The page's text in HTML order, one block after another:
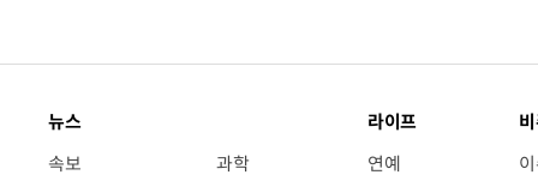
뉴스
속보
과학
라이프
연예